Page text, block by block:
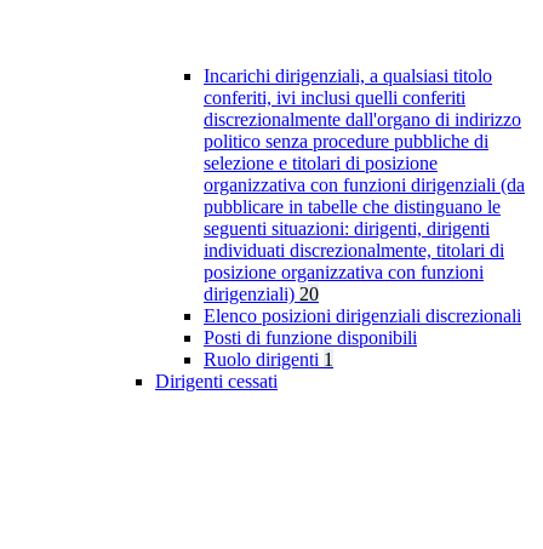
Incarichi dirigenziali, a qualsiasi titolo
conferiti, ivi inclusi quelli conferiti
discrezionalmente dall'organo di indirizzo
politico senza procedure pubbliche di
selezione e titolari di posizione
organizzativa con funzioni dirigenziali (da
pubblicare in tabelle che distinguano le
seguenti situazioni: dirigenti, dirigenti
individuati discrezionalmente, titolari di
posizione organizzativa con funzioni
dirigenziali) 20
Elenco posizioni dirigenziali discrezionali
Posti di funzione disponibili
Ruolo dirigenti 1
Dirigenti cessati